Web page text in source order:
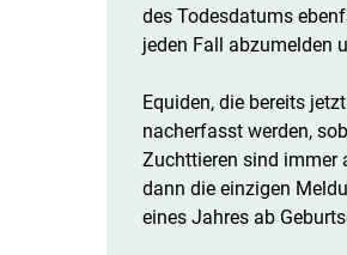
des Todesdatums
jeden Fall abzumelden
Equiden, die bereits
nacherfasst werden,
Zuchttieren sind immer
dann die einzigen
eines Jahres ab